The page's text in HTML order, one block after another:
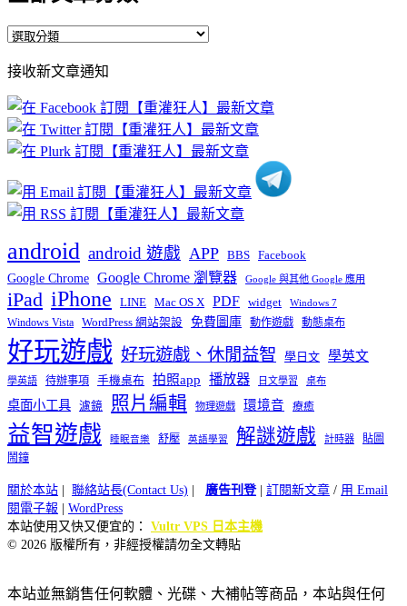
全
文
章
分
類
接收新文章通知
android android 遊戲 APP BBS Facebook
Google Chrome Google Chrome 瀏覽器 Google 與其他 Google 應用
iPad iPhone LINE Mac OS X PDF widget Windows 7
Windows Vista WordPress 網站架設 免費圖庫 動作遊戲 動態桌布
好玩遊戲 好玩遊戲、休閒益智 學日文 學英文
學英語 待辦事項 手機桌布 拍照app 播放器 日文學習 桌布
桌面小工具 濾鏡 照片編輯 物理遊戲 環境音 療癒
益智遊戲 睡眠音樂 舒壓 英語學習 解謎遊戲 計時器
貼圖
鬧鐘
關於本站 聯絡站長(Contact Us) 廣告刊登| 訂閱新文章 / 用 Email
閱電子報
WordPress
本站使用又快又便宜的： Vultr VPS 日本主機
© 2026 版權所有，非經授權請勿全文轉貼
本站並無銷售任何軟體、光碟、大補帖等商品，本站與任何